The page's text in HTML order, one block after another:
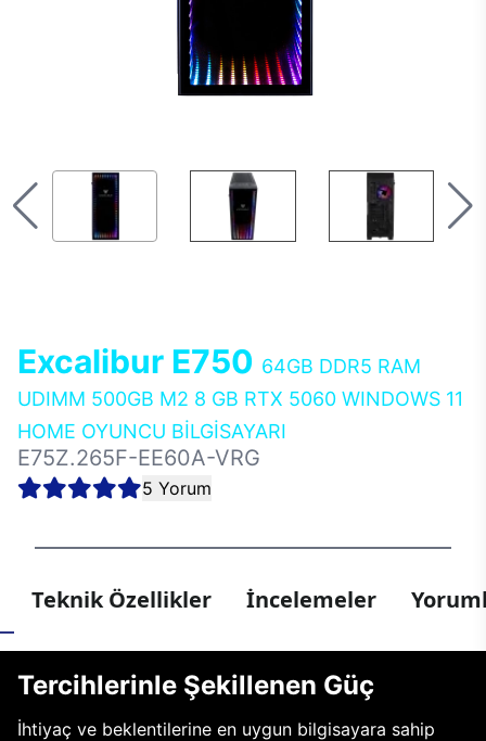
Excalibur E750 64GB DDR5 RAM
UDIMM 500GB M2 8 GB RTX 5060 WINDOWS 11
HOME OYUNCU BİLGİSAYARI
E75Z.265F-EE60A-VRG
5 Yorum
Teknik Özellikler İncelemeler
Tercihlerinle Şekillenen Güç
İhtiyaç ve beklentilerine en uygun bilgisayara sahip